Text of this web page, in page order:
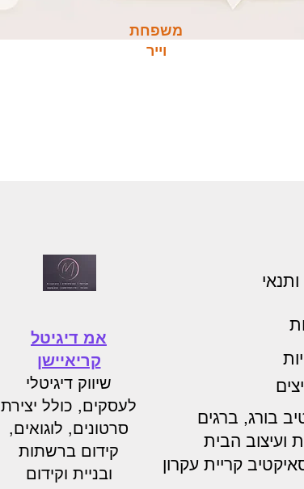
משפחת
וייר
בורג, ברגים
ועיצוב הבית
קריית עקרון
אמ דיגיטל
קריאיישן
שיווק דיגיטלי
לעסקים, כולל יצירת
סרטונים, לוגואים,
קידום ברשתות
ובניית וקידום